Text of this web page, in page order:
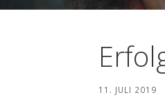
11. JULI 2019